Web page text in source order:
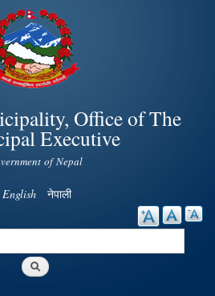
to
Office of The
Executive
of Nepal
English नेपाली